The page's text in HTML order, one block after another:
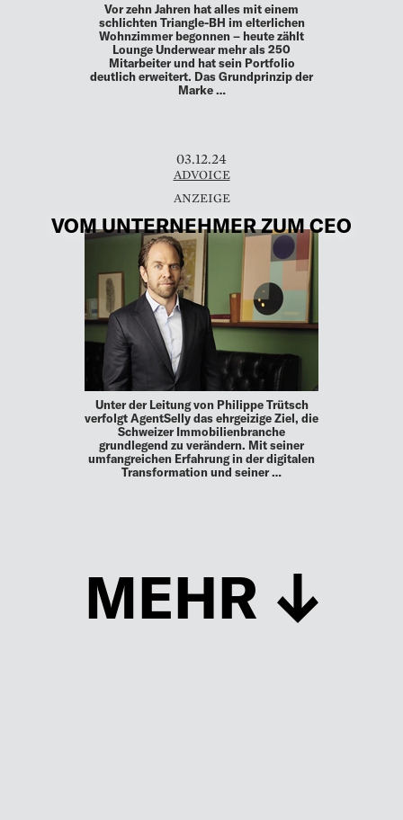
Vor zehn Jahren hat alles mit einem
schlichten Triangle-BH im elterlichen
Wohnzimmer begonnen – heute zählt
Lounge Underwear mehr als 250
Mitarbeiter und hat sein Portfolio
deutlich erweitert. Das Grundprinzip der
Marke …
03.12.24
ADVOICE
VOM UNTERNEHMER ZUM CEO
Unter der Leitung von Philippe Trütsch
verfolgt AgentSelly das ehrgeizige Ziel, die
Schweizer Immobilienbranche
grundlegend zu verändern. Mit seiner
umfangreichen Erfahrung in der digitalen
Transformation und seiner …
MEHR